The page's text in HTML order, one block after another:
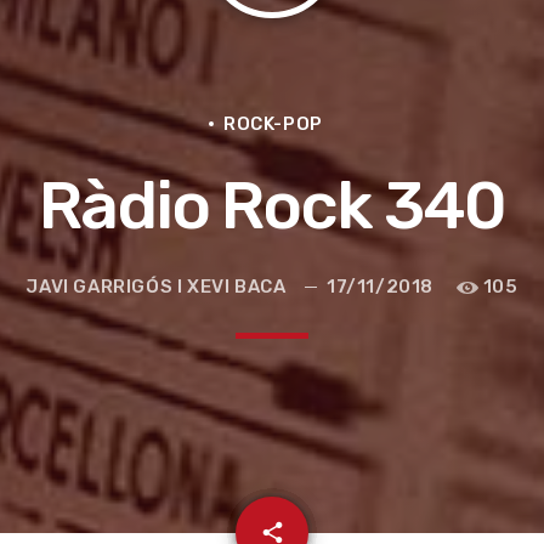
la ruta de la seda
ROCK-POP
Ràdio Rock 340
JAVI GARRIGÓS I XEVI BACA 17/11/2018 105
share
email